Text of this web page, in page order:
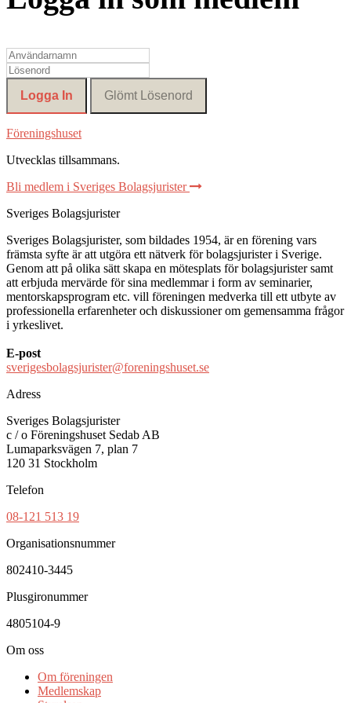
Föreningshuset
Utvecklas tillsammans.
Bli medlem i Sveriges Bolagsjurister
Sveriges Bolagsjurister
Sveriges Bolagsjurister, som bildades 1954, är en förening vars
främsta syfte är att utgöra ett nätverk för bolagsjurister i Sverige.
Genom att på olika sätt skapa en mötesplats för bolagsjurister samt
att erbjuda mervärde för sina medlemmar i form av seminarier,
mentorskapsprogram etc. vill föreningen medverka till ett utbyte av
professionella erfarenheter och diskussioner om gemensamma frågor
i yrkeslivet.
E-post
sverigesbolagsjurister@foreningshuset.se
Adress
Sveriges Bolagsjurister
c / o Föreningshuset Sedab AB
Lumaparksvägen 7, plan 7
120 31 Stockholm
Telefon
08-121 513 19
Organisationsnummer
802410-3445
Plusgironummer
4805104-9
Om oss
Om föreningen
Medlemskap